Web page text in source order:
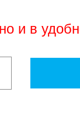
и в